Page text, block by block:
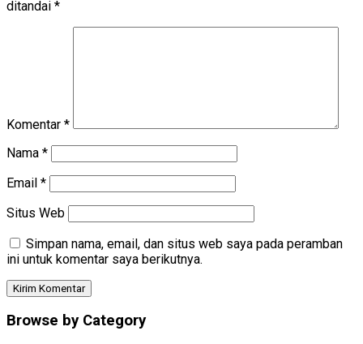
ditandai *
Komentar *
Nama *
Email *
Situs Web
Simpan nama, email, dan situs web saya pada peramban
ini untuk komentar saya berikutnya.
Browse by Category